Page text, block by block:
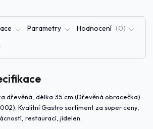
Parametry Hodnocení 0
dřevěná, délka 35 cm (Dřevěná obracečka)
Kvalitní Gastro sortiment za super ceny,
restaurací, jídelen.